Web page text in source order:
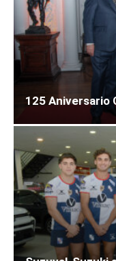
125 Aniversario